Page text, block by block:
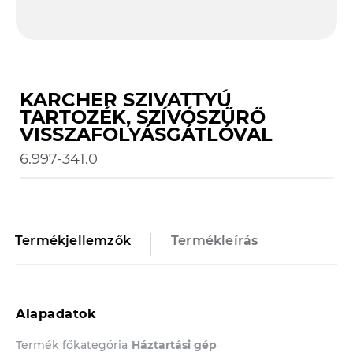
KARCHER SZIVATTYÚ
TARTOZÉK, SZÍVÓSZŰRŐ
VISSZAFOLYÁSGÁTLÓVAL
6.997-341.0
Termékjellemzők Termékleírás
Alapadatok
Termék főkategória Háztartási gép